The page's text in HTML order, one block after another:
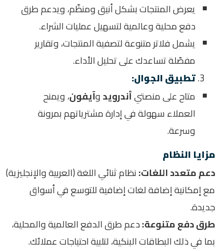
يعرض المنتجات بشكل أنيق ومنظّم، ويدعم طرق
دفع محلية وعالمية لتسهيل عمليات الشراء.
يشمل فلاتر متنوعة لتصفية المنتجات، وتقارير
مفصّلة تساعدك على تحليل الأداء.
تطبيق الجوال:
متاح على منصتيأندرويدوآيفون، ويمنح
العملاء سهولة في إدارة مشترياتهم بمرونة
وسرعة.
مزايا النظام
دعم متعدد اللغات:نظام ثنائي اللغة (العربية والإنجليزية)
مع إمكانية إضافة لغات إضافية للتوسع في أسواق
جديدة.
طرق دفع متنوعة:دعم طرق الدفع العالمية والمحلية،
بما في ذلك البطاقات البنكية، لتلبية احتياجات عملائك.